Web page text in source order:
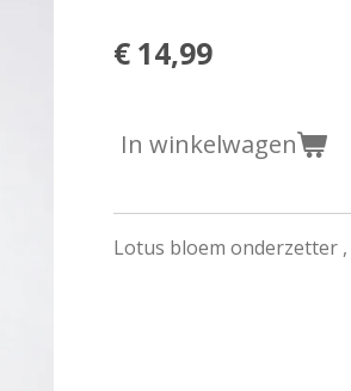
€ 14,99
In winkelwagen
Lotus bloem onderzetter